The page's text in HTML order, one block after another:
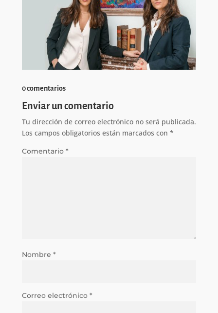
0 comentarios
Enviar un comentario
Tu dirección de correo electrónico no será publicada.
Los campos obligatorios están marcados con *
Comentario *
Nombre *
Correo electrónico *